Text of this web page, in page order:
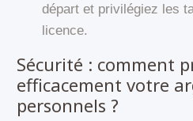
départ et privilégiez les
licence.
Sécurité : comment
efficacement votre
personnels ?